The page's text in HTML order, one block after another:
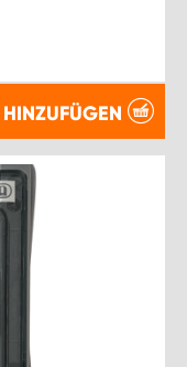
HINZUFÜGEN